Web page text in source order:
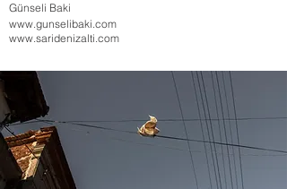
Günseli Baki
www.gunselibaki.com
www.saridenizalti.com